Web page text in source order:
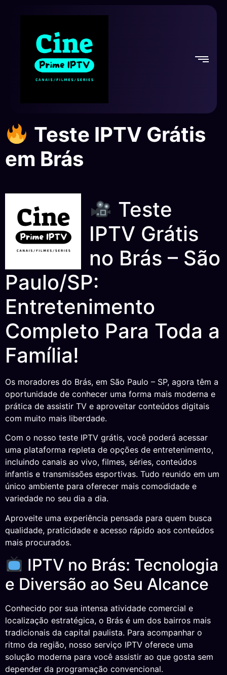
Teste IPTV Grátis
em Brás
Teste
IPTV Grátis
no Brás – São
Paulo/SP:
Entretenimento
Completo Para Toda a
Família!
Os moradores do Brás, em São Paulo – SP, agora têm a
oportunidade de conhecer uma forma mais moderna e
prática de assistir TV e aproveitar conteúdos digitais
com muito mais liberdade.
Com o nosso teste IPTV grátis, você poderá acessar
uma plataforma repleta de opções de entretenimento,
incluindo canais ao vivo, filmes, séries, conteúdos
infantis e transmissões esportivas. Tudo reunido em um
único ambiente para oferecer mais comodidade e
variedade no seu dia a dia.
Aproveite uma experiência pensada para quem busca
qualidade, praticidade e acesso rápido aos conteúdos
mais procurados.
IPTV no Brás: Tecnologia
e Diversão ao Seu Alcance
Conhecido por sua intensa atividade comercial e
localização estratégica, o Brás é um dos bairros mais
tradicionais da capital paulista. Para acompanhar o
ritmo da região, nosso serviço IPTV oferece uma
solução moderna para você assistir ao que gosta sem
depender da programação convencional.